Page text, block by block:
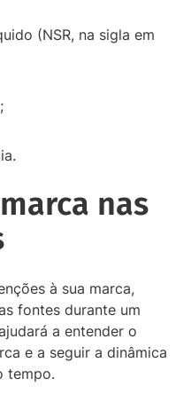
(NSR, na sigla em
nas
à sua marca,
fontes durante um
a entender o
e a seguir a dinâmica
tempo.